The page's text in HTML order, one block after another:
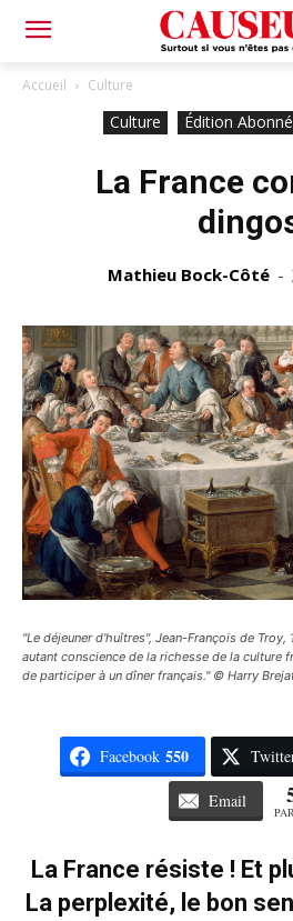
Accueil Culture
Culture Édition Abonné
La France
Mathieu Bock-Côté -
"Le déjeuner d'huîtres", Jean-François de Troy,
autant conscience de la richesse de la culture
de participer à un dîner français." © Harry
Facebook 550
Email
La France résiste ! Et
La perplexité, le bon